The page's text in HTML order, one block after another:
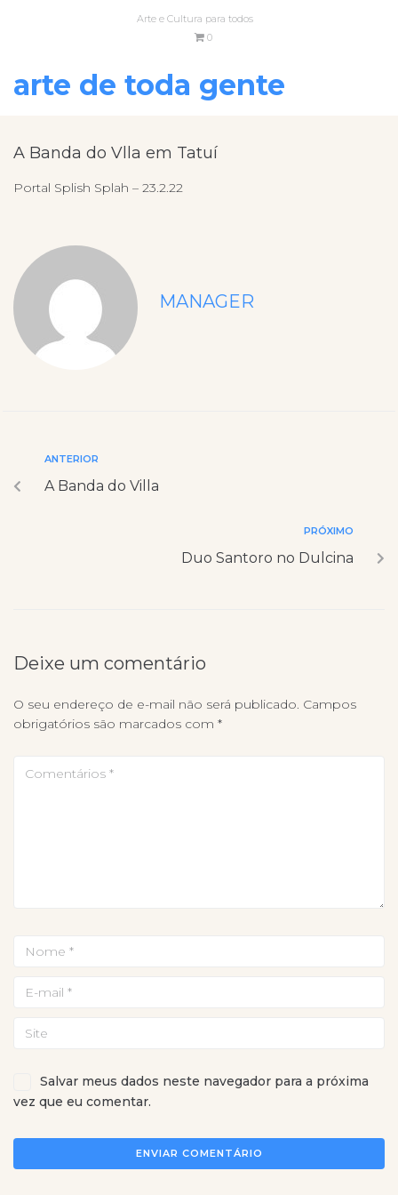
Arte e Cultura para todos
0
arte de toda gente
A Banda do Vlla em Tatuí
Portal Splish Splah – 23.2.22
MANAGER
ANTERIOR
A Banda do Villa
PRÓXIMO
Duo Santoro no Dulcina
Deixe um comentário
O seu endereço de e-mail não será publicado. Campos
obrigatórios são marcados com *
Salvar meus dados neste navegador para a próxima
vez que eu comentar.